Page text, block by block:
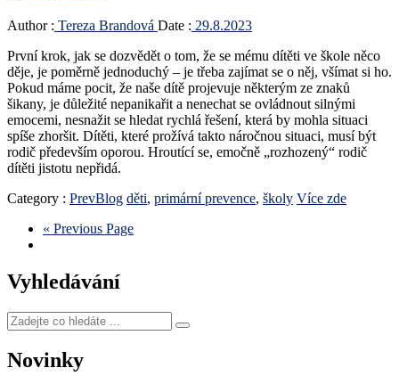
Author : Tereza Brandová Date : 29.8.2023
První krok, jak se dozvědět o tom, že se mému dítěti ve škole něco
děje, je poměrně jednoduchý – je třeba zajímat se o něj, všímat si ho.
Pokud máme pocit, že naše dítě projevuje některým ze znaků
šikany, je důležité nepanikařit a nenechat se ovládnout silnými
emocemi, nesnažit se hledat rychlá řešení, která by mohla situaci
spíše zhoršit. Dítěti, které prožívá takto náročnou situaci, musí být
rodič především oporou. Hroutící se, emočně „rozhozený“ rodič
dítěti jistotu nepřidá.
Category : PrevBlog děti, primární prevence, školy Více zde
« Previous Page
Vyhledávání
Zadejte
co
hledáte
...
Novinky